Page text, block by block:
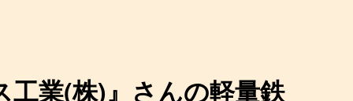
工業(株)』さんの軽量鉄